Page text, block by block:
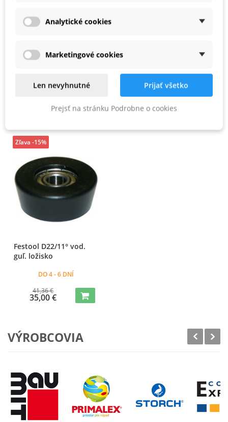
PODOBNÉ PRODUKTY
Festool D22/11° vod.
guľ. ložisko
DO 4 - 6 DNÍ
41,36 €
35,00 €
Zľava -15%
VÝROBCOVIA
Analytické cookies
Marketingové cookies
Len nevyhnutné Prijať všetko
Prejsť na stránku Podrobne o cookies